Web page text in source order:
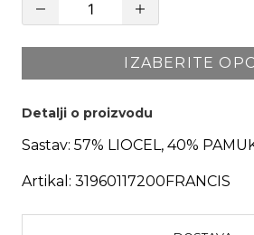
IZABERITE
Detalji o proizvodu
Sastav: 57% LIOCEL, 40%
Artikal: 31960117200FRANCIS